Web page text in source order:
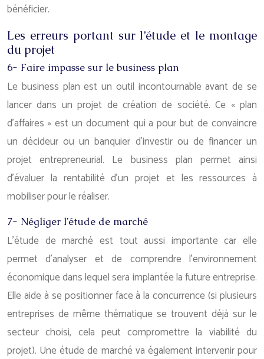
bénéficier.
Les erreurs portant sur l’étude et le montage
du projet
6- Faire impasse sur le business plan
Le business plan est un outil incontournable avant de se
lancer dans un projet de création de société. Ce « plan
d’affaires » est un document qui a pour but de convaincre
un décideur ou un banquier d’investir ou de financer un
projet entrepreneurial. Le business plan permet ainsi
d’évaluer la rentabilité d’un projet et les ressources à
mobiliser pour le réaliser.
7- Négliger l’étude de marché
L’étude de marché est tout aussi importante car elle
permet d’analyser et de comprendre l’environnement
économique dans lequel sera implantée la future entreprise.
Elle aide à se positionner face à la concurrence (si plusieurs
entreprises de même thématique se trouvent déjà sur le
secteur choisi, cela peut compromettre la viabilité du
projet). Une étude de marché va également intervenir pour